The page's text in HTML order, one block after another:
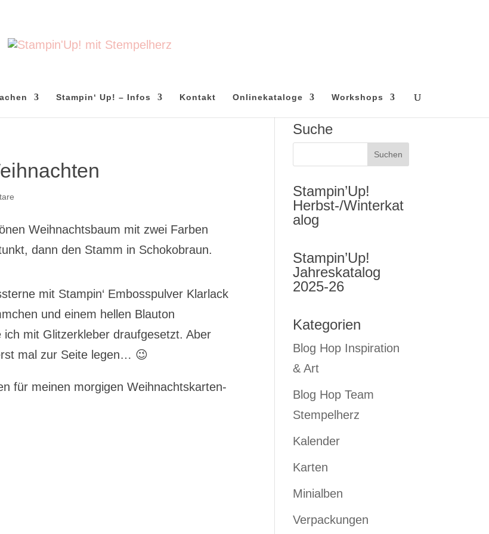
Stampin‘ Up! – Infos Kontakt Onlinekataloge Workshops
Weihnachtsbaum mit zwei Farben
dann den Stamm in Schokobraun.
mit Stampin‘ Embosspulver Klarlack
und einem hellen Blauton
mit Glitzerkleber draufgesetzt. Aber
mal zur Seite legen… 😉
für meinen morgigen Weihnachtskarten-
Suche
Stampin’Up!
Herbst-/Winterkat
alog
Stampin’Up!
Jahreskatalog
2025-26
Kategorien
Blog Hop Inspiration
& Art
Blog Hop Team
Stempelherz
Kalender
Karten
Minialben
Verpackungen